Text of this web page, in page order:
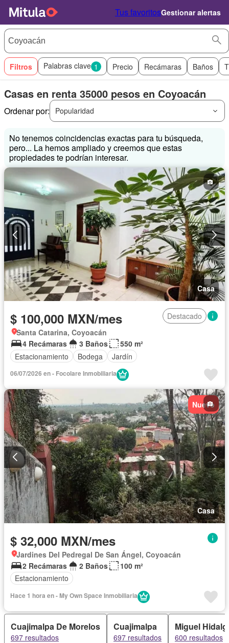
Tus favoritosGestionar alertas
Filtros Palabras clave 1 Precio Recámaras Baños
Casas en renta 35000 pesos en Coyoacán
Ordenar por: Popularidad
No tenemos coincidencias exactas para tu búsqueda,
pero... La hemos ampliado y creemos que estas
propiedades te podrían interesar.
Casa
$ 100,000 MXN/mes
Destacado
Santa Catarina, Coyoacán
4 Recámaras
3 Baños
550 m²
Estacionamiento
Bodega Jardín
06/07/2026 en - Focolare Inmobiliaria
Nuevo
Casa
$ 32,000 MXN/mes
Jardines Del Pedregal De San Ángel, Coyoacán
2 Recámaras
2 Baños
100 m²
Estacionamiento
Hace 1 hora en - My Own Space Inmobiliaria
Cuajimalpa De Morelos
697 resultados
Cuajimalpa
697 resultados
Miguel
600 resultados